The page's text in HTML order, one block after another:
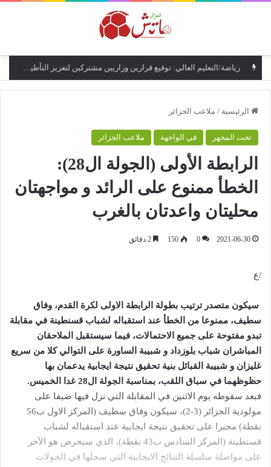
رياضة/التعليم العالي: توقيع قرارين وزاريين مشتركين لتعزيز التأطير البيداغوجي لمؤسسات التكوين الرياضي
الرئيسية / ملاعب الجزائر
تحت المجهر في الواجهة ملاعب الجزائر
الرابطة الأولى (الجولة ال28):
الخطأ ممنوع على الرائد و مواجهتان
محليتان واعدتان بالغرب
2021-06-30
0
150
/ع
سيكون متصدر ترتيب بطولة الرابطة الاولى لكرة القدم، وفاق
سطيف، ممنوعا من الخطأ عند استقباله لشباب قسنطينة في مقابلة
تبدو مفتوحة على جميع الاحتمالات، فيما سيستقبل الملاحقان
المباشران شباب بلوزداد و شبيبة الساورة على التوالي كلا من سريع
غليزان و شبيبة القبائل بنية تحقيق نتيجة ايجابية يدعمان بها
حظوظهما في سباق اللقب، بمناسبة الجولة ال28 غدا الخميس.
فبعد سقوطه يوم الاثنين في المقابلة التي نزل فيها ضيفا على
مولودية الجزائر (3-2)، سيكون وفاق سطيف (المركز الاول ب56
نقطة) مجبرا على تحقيق نتيجة ايجابية عند استقباله لشباب
قسنطينة (المركز السادس ب43 نقطة)، الذي سيحرص هو الآخر
على مواصلة سلسلة النتائج الايجابية التي سجلها في الجولات